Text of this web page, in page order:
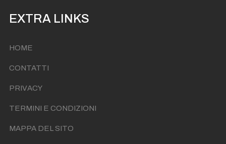
EXTRA LINKS
HOME
CONTATTI
PRIVACY
TERMINI E CONDIZIONI
MAPPA DEL SITO